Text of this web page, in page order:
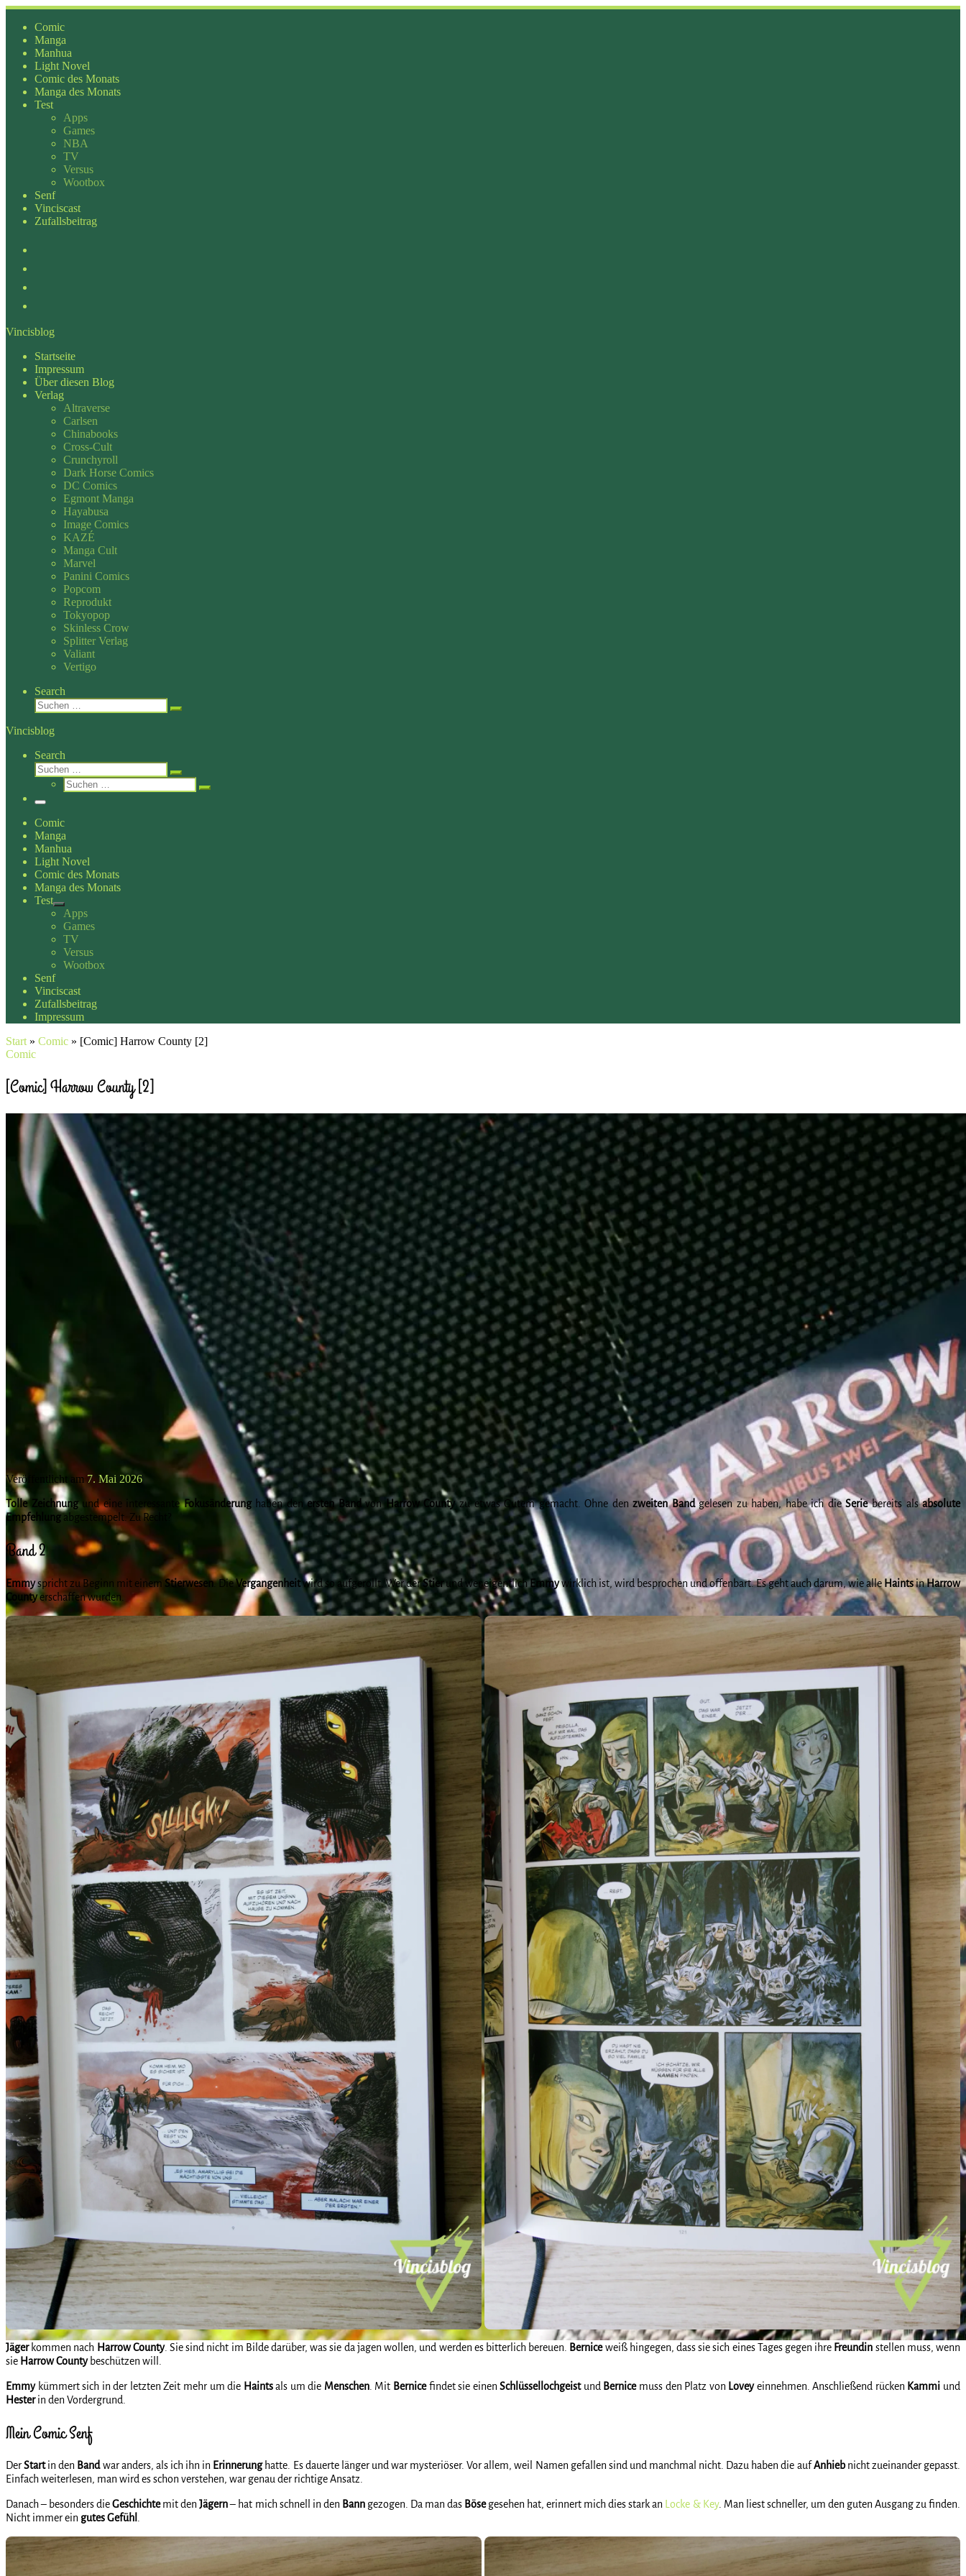
Zum
Inhalt
springen
Comic
Manga
Manhua
Light Novel
Comic des Monats
Manga des Monats
Test
Apps
Games
NBA
TV
Versus
Wootbox
Senf
Vinciscast
Zufallsbeitrag
Vincisblog
Startseite
Impressum
Über diesen Blog
Verlag
Altraverse
Carlsen
Chinabooks
Cross-Cult
Crunchyroll
Dark Horse Comics
DC Comics
Egmont Manga
Hayabusa
Image Comics
KAZÉ
Manga Cult
Marvel
Panini Comics
Popcom
Reprodukt
Tokyopop
Skinless Crow
Splitter Verlag
Valiant
Vertigo
Search
Suche
Suchen …
Vincisblog
Search
Suche
Suchen …
Suche
Suchen …
Menü
Comic
Manga
Manhua
Light Novel
Comic des Monats
Manga des Monats
Test
Apps
Games
TV
Versus
Wootbox
Senf
Vinciscast
Zufallsbeitrag
Impressum
Start » Comic » [Comic] Harrow County [2]
Comic
[Comic] Harrow County [2]
Veröffentlicht am 7. Mai 2026
Tolle Zeichnungund eine interessanteFokusänderunghaben denersten Bandvon Harrow Countyzu etwas Gutem gemacht. Ohne denzweiten Bandgelesen zu haben, habe ich dieSeriebereits alsabsolute
Empfehlung abgestempelt. Zu Recht?
Band 2
Emmyspricht zu Beginn mit einem Stierwesen. DieVergangenheitwird so aufgerollt. Wer derStierund wer eigentlichEmmywirklich ist, wird besprochen und offenbart. Es geht auch darum, wie alle HaintsinHarrow
Countyerschaffen wurden.
Jägerkommen nach Harrow County. Sie sind nicht im Bilde darüber, was sie da jagen wollen, und werden es bitterlich bereuen. Berniceweiß hingegen, dass sie sich eines Tages gegen ihre Freundin stellen muss, wenn
sie HarrowCountybeschützen will.
Emmykümmert sich in der letzten Zeit mehr um die Haintsals um die Menschen. Mit Bernicefindet sie einenSchlüssellochgeistund Bernicemuss den Platz von Loveyeinnehmen. Anschließend rücken Kammi und
Hesterin den Vordergrund.
Mein Comic Senf
DerStartin den Bandwar anders, als ich ihn in Erinnerunghatte. Es dauerte länger und war mysteriöser. Vor allem, weil Namen gefallen sind und manchmal nicht. Dazu haben die aufAnhiebnicht zueinander gepasst.
Einfach weiterlesen, man wird es schon verstehen, war genau der richtige Ansatz.
Danach – besonders dieGeschichtemit denJägern– hat mich schnell in den Banngezogen. Da man das Bösegesehen hat, erinnert mich dies stark an Locke & Key. Man liest schneller, um den guten Ausgang zu finden.
Nicht immer ein gutesGefühl .